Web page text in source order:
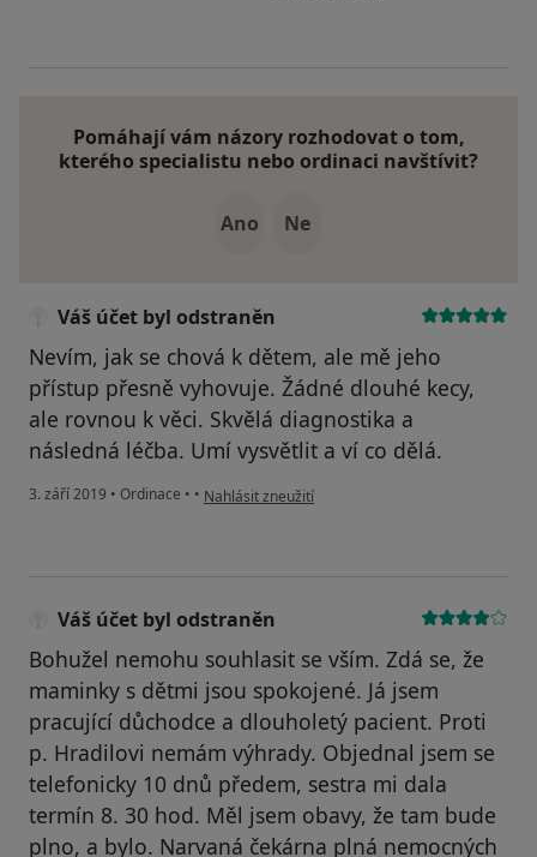
Pomáhají vám názory rozhodovat o tom,
kterého specialistu nebo ordinaci navštívit?
Ano Ne
Váš účet byl odstraněn
Nevím, jak se chová k dětem, ale mě jeho
přístup přesně vyhovuje. Žádné dlouhé kecy,
ale rovnou k věci. Skvělá diagnostika a
následná léčba. Umí vysvětlit a ví co dělá.
3. září 2019 • Ordinace • • podle názoru uživatele Váš účet byl odstraněn
Nahlásit zneužití
Váš účet byl odstraněn
Bohužel nemohu souhlasit se vším. Zdá se, že
maminky s dětmi jsou spokojené. Já jsem
pracující důchodce a dlouholetý pacient. Proti
p. Hradilovi nemám výhrady. Objednal jsem se
telefonicky 10 dnů předem, sestra mi dala
termín 8. 30 hod. Měl jsem obavy, že tam bude
plno, a bylo. Narvaná čekárna plná nemocných